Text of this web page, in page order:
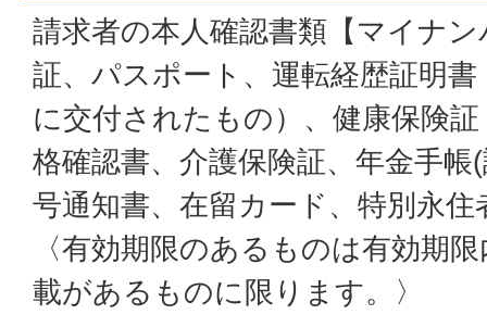
請求者の本人確認書類【マイナ
証、パスポート、運転経歴証明
に交付されたもの）、健康保険
格確認書、介護保険証、年金手帳
号通知書、在留カード、特別永住
〈有効期限のあるものは有効期
載があるものに限ります。〉